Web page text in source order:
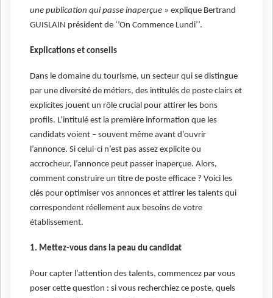
une publication qui passe inaperçue » explique Bertrand
GUISLAIN président de ‘’On Commence Lundi’’.
Explications et conseils
Dans le domaine du tourisme, un secteur qui se distingue
par une diversité de métiers, des intitulés de poste clairs et
explicites jouent un rôle crucial pour attirer les bons
profils. L’intitulé est la première information que les
candidats voient – souvent même avant d’ouvrir
l’annonce. Si celui-ci n’est pas assez explicite ou
accrocheur, l’annonce peut passer inaperçue. Alors,
comment construire un titre de poste efficace ? Voici les
clés pour optimiser vos annonces et attirer les talents qui
correspondent réellement aux besoins de votre
établissement.
1. Mettez-vous dans la peau du candidat
Pour capter l’attention des talents, commencez par vous
poser cette question : si vous recherchiez ce poste, quels